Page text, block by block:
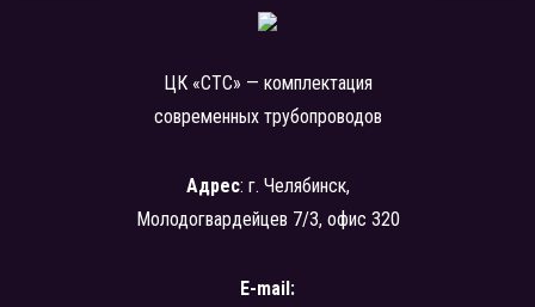
ЦК «СТС» — комплектация
современных трубопроводов
Адрес: г. Челябинск,
Молодогвардейцев 7/3, офис 320
E-mail: